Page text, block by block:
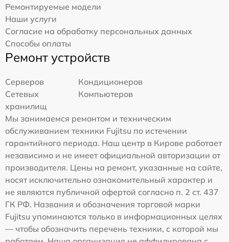
Ремонтируемые модели
Наши услуги
Согласие на обработку персональных данных
Способы оплаты
Ремонт устройств
Серверов
Кондиционеров
Сетевых
хранилищ
Компьютеров
Мы занимаемся ремонтом и техническим
обслуживанием техники Fujitsu по истечении
гарантийного периода. Наш центр в Кирове работает
независимо и не имеет официальной авторизации от
производителя. Цены на ремонт, указанные на сайте,
носят исключительно ознакомительный характер и
не являются публичной офертой согласно п. 2 ст. 437
ГК РФ. Названия и обозначения торговой марки
Fujitsu упоминаются только в информационных целях
— чтобы обозначить перечень техники, с которой мы